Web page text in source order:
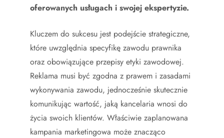
oferowanych usługach i swojej ekspertyzie.
Kluczem do sukcesu jest podejście strategiczne,
które uwzględnia specyfikę zawodu prawnika
oraz obowiązujące przepisy etyki zawodowej.
Reklama musi być zgodna z prawem i zasadami
wykonywania zawodu, jednocześnie skutecznie
komunikując wartość, jaką kancelaria wnosi do
życia swoich klientów. Właściwie zaplanowana
kampania marketingowa może znacząco